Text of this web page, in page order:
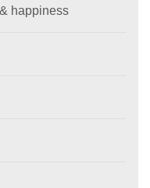
happiness